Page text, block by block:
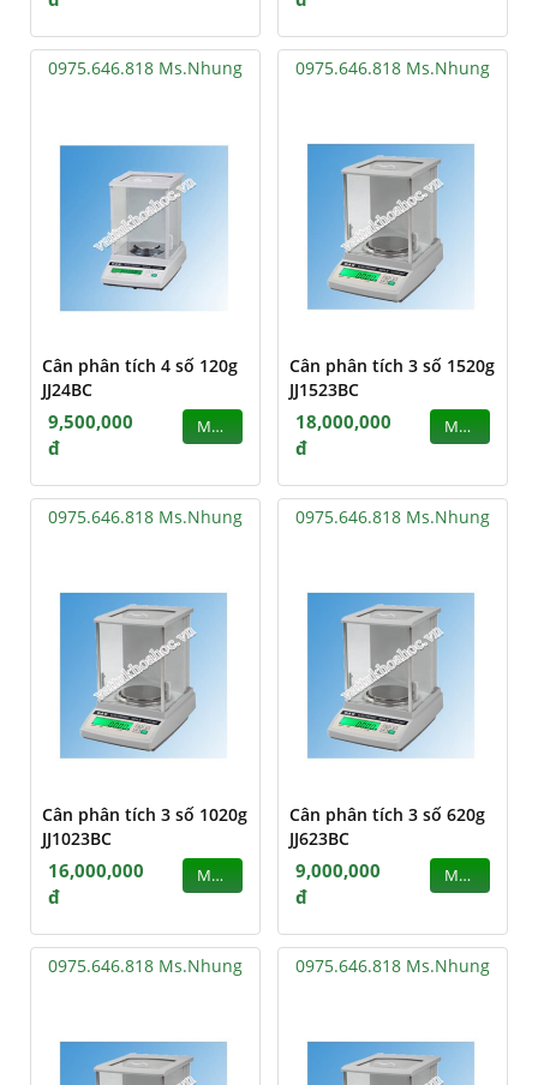
0975.646.818 Ms.Nhung
Cân phân tích 4 số 120g
JJ24BC
9,500,000
đ
MUA
0975.646.818 Ms.Nhung
Cân phân tích 3 số 1520g
JJ1523BC
18,000,000
đ
MUA
0975.646.818 Ms.Nhung
Cân phân tích 3 số 1020g
JJ1023BC
16,000,000
đ
MUA
0975.646.818 Ms.Nhung
Cân phân tích 3 số 620g
JJ623BC
9,000,000
đ
MUA
0975.646.818 Ms.Nhung 0975.646.818 Ms.Nhung